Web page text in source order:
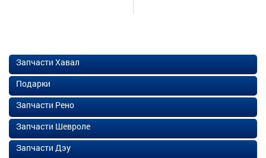
Запчасти Хавал
Подарки
Запчасти Рено
Запчасти Шевроле
Запчасти Дэу